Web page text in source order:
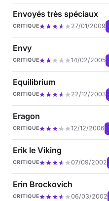
Envoyés très spéciaux
CRITIQUE 27/01/2009
Envy
CRITIQUE 14/02/2005
Equilibrium
CRITIQUE 22/12/2003
Eragon
CRITIQUE 12/12/2006
Erik le Viking
CRITIQUE 07/09/2002
Erin Brockovich
CRITIQUE 06/03/2002